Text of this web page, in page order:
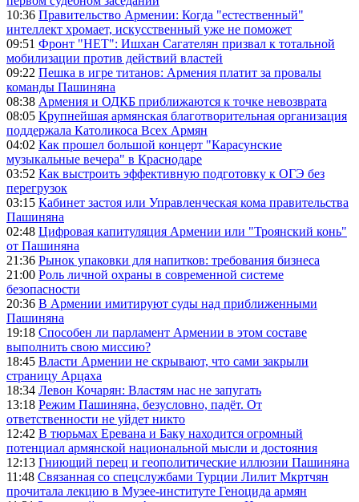
10:36 Правительство Армении: Когда "естественный"
интеллект хромает, искусственный уже не поможет
09:51 Фронт "НЕТ": Ишхан Сагателян призвал к тотальной
мобилизации против действий властей
09:22 Пешка в игре титанов: Армения платит за провалы
команды Пашиняна
08:38 Армения и ОДКБ приближаются к точке невозврата
08:05 Крупнейшая армянская благотворительная организация
поддержала Католикоса Всех Армян
04:02 Как прошел большой концерт "Карасунские
музыкальные вечера" в Краснодаре
03:52 Как выстроить эффективную подготовку к ОГЭ без
перегрузок
03:15 Кабинет застоя или Управленческая кома правительства
Пашиняна
02:48 Цифровая капитуляция Армении или "Троянский конь"
от Пашиняна
21:36 Рынок упаковки для напитков: требования бизнеса
21:00 Роль личной охраны в современной системе
безопасности
20:36 В Армении имитируют суды над приближенными
Пашиняна
19:18 Способен ли парламент Армении в этом составе
выполнить свою миссию?
18:45 Власти Армении не скрывают, что сами закрыли
страницу Арцаха
18:34 Левон Кочарян: Властям нас не запугать
13:18 Режим Пашиняна, безусловно, падёт. От
ответственности не уйдет никто
12:42 В тюрьмах Еревана и Баку находится огромный
потенциал армянской национальной мысли и достояния
12:13 Гниющий перец и геополитические иллюзии Пашиняна
11:48 Связанная со спецслужбами Турции Лилит Мкртчян
прочитала лекцию в Музее-институте Геноцида армян